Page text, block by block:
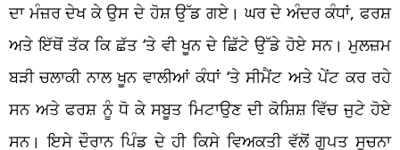
ਦਾ ਮੰਜ਼ਰ ਦੇਖ ਕੇ ਉਸ ਦੇ ਹੋਸ਼ ਉੱਡ ਗਏ। ਘਰ ਦੇ ਅੰਦਰ ਕੰਧਾਂ, ਫਰਸ਼
ਅਤੇ ਇੱਥੋਂ ਤੱਕ ਕਿ ਛੱਤ ‘ਤੇ ਵੀ ਖੂਨ ਦੇ ਛਿੱਟੇ ਉੱਡੇ ਹੋਏ ਸਨ। ਮੁਲਜ਼ਮ
ਬੜੀ ਚਲਾਕੀ ਨਾਲ ਖੂਨ ਵਾਲੀਆਂ ਕੰਧਾਂ ‘ਤੇ ਸੀਮੈਂਟ ਅਤੇ ਪੇਂਟ ਕਰ ਰਹੇ
ਸਨ ਅਤੇ ਫਰਸ਼ ਨੂੰ ਧੋ ਕੇ ਸਬੂਤ ਮਿਟਾਉਣ ਦੀ ਕੋਸ਼ਿਸ਼ ਵਿੱਚ ਜੁਟੇ ਹੋਏ
ਸਨ। ਇਸੇ ਦੌਰਾਨ ਪਿੰਡ ਦੇ ਹੀ ਕਿਸੇ ਵਿਅਕਤੀ ਵੱਲੋਂ ਗੁਪਤ ਸੂਚਨਾ